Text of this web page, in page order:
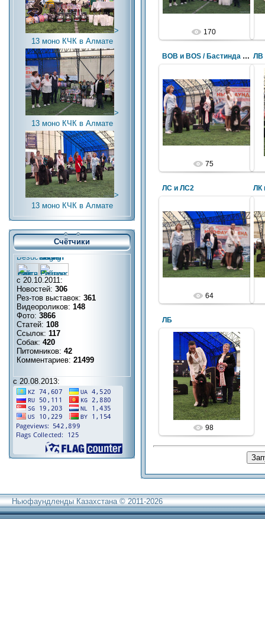
>
13 моно КЧК в Алмате
>
13 моно КЧК в Алмате
>
13 моно КЧК в Алмате
Счётчики
с 20.10.2011:
Новостей: 306
Рез-тов выставок: 361
Видеороликов: 148
Фото: 3866
Статей: 108
Ссылок: 117
Собак: 420
Питомников: 42
Комментариев: 21499
с 20.08.2013:
170
BOB и BOS / Бастинда и Бернар
75
ЛВ
ЛС и ЛС2
64
ЛК
ЛБ
98
Ньюфаундленды Казахстана © 2011-2026